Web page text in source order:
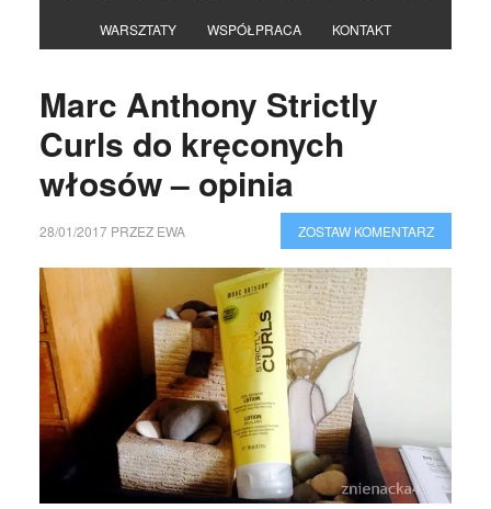
WARSZTATY WSPÓŁPRACA KONTAKT
Marc Anthony Strictly
Curls do kręconych
włosów – opinia
28/01/2017PRZEZ EWA ZOSTAW KOMENTARZ